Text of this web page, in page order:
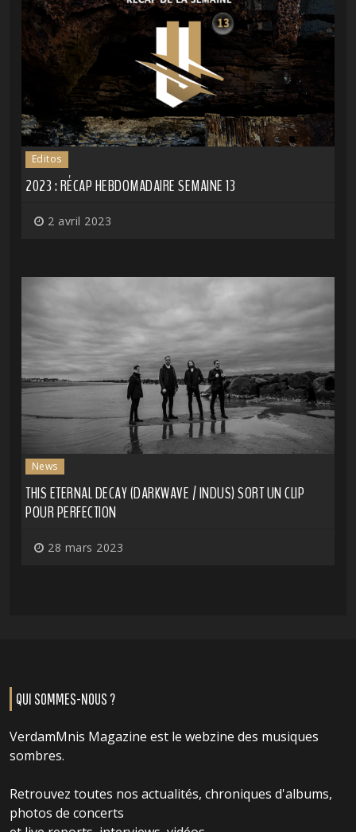
Editos
2023 : RÉCAP HEBDOMADAIRE SEMAINE 13
2 avril 2023
News
THIS ETERNAL DECAY (DARKWAVE / INDUS) SORT UN CLIP
POUR PERFECTION
28 mars 2023
QUI SOMMES-NOUS ?
VerdamMnis Magazine est le webzine des musiques
sombres.
Retrouvez toutes nos actualités, chroniques d'albums,
photos de concerts